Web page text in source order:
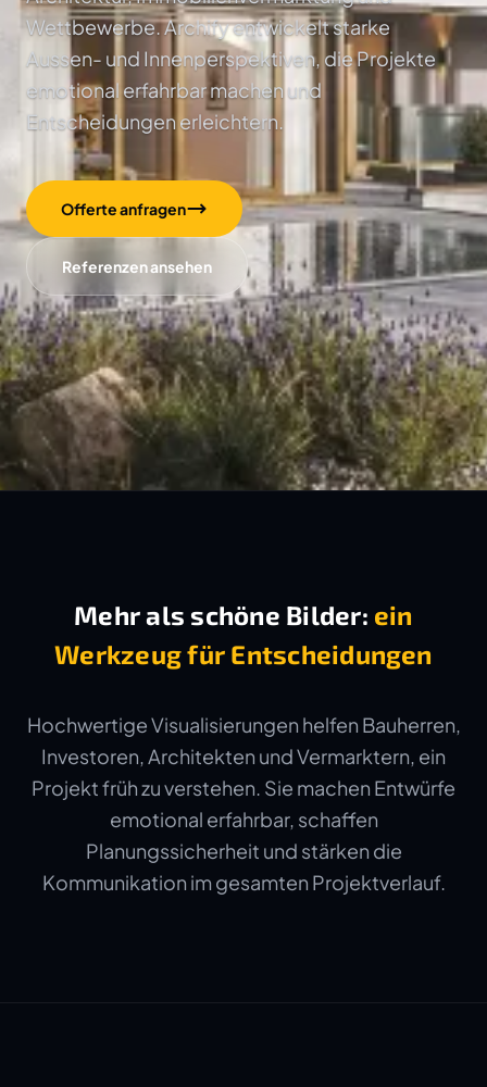
Wettbewerbe. Archify entwickelt starke
Aussen- und Innenperspektiven, die Projekte
emotional erfahrbar machen und
Entscheidungen erleichtern.
Offerte anfragen
Referenzen ansehen
Mehr als schöne Bilder: ein
Werkzeug für Entscheidungen
Hochwertige Visualisierungen helfen Bauherren,
Investoren, Architekten und Vermarktern, ein
Projekt früh zu verstehen. Sie machen Entwürfe
emotional erfahrbar, schaffen
Planungssicherheit und stärken die
Kommunikation im gesamten Projektverlauf.